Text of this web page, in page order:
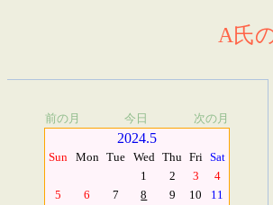
A氏
前の月 今日 次の月
2024.5
Sun Mon Tue Wed Thu Fri Sat
1
2 3
4
5
6 7 8 9 10
11